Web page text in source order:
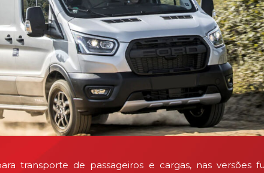
transporte de passageiros e cargas, nas versões